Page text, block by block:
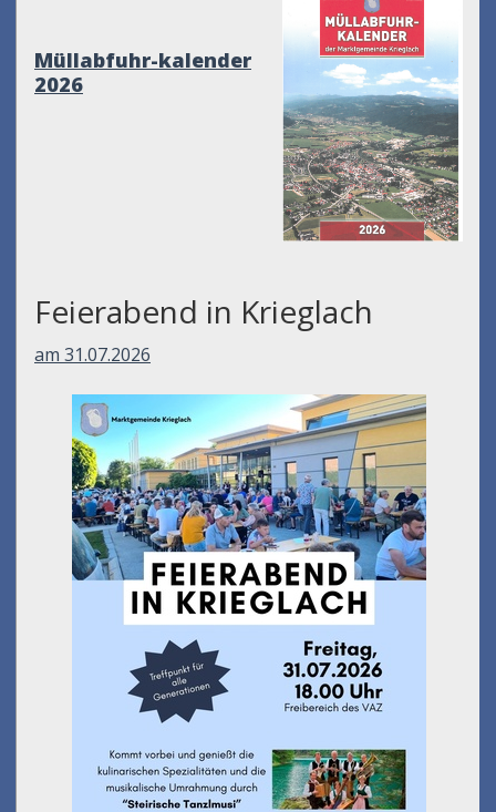
Müllabfuhr-kalender
2026
Feierabend in Krieglach
am 31.07.2026